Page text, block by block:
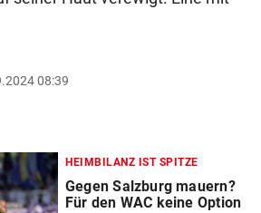
08:39
HEIMBILANZ IST SPITZE
Gegen Salzburg mauern?
Für den WAC keine Option